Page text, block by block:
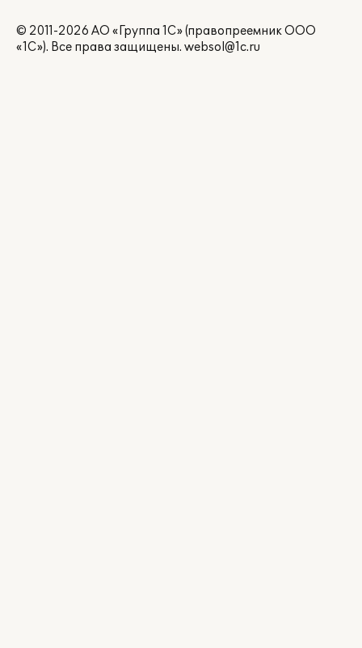
© 2011-2026 АО «Группа 1С» (правопреемник ООО
«1С»). Все права защищены. websol@1c.ru